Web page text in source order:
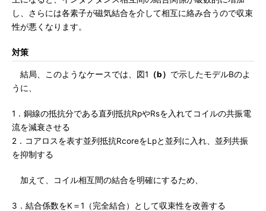
し、さらには各素子が磁気結合を介して相互に絡み合うので収束
性が悪くなります。
対策
結局、このようなケースでは、図1 （b） で示したモデルBのよ
うに、
1．銅線の抵抗分である直列抵抗RpやRsを入れてコイルの共振電
流を減衰させる
2．コアロスを表す並列抵抗RcoreをLpと並列に入れ、並列共振
を抑制する
加えて、コイル相互間の結合を明確にするため、
3．結合係数をK＝1（完全結合）として収束性を改善する